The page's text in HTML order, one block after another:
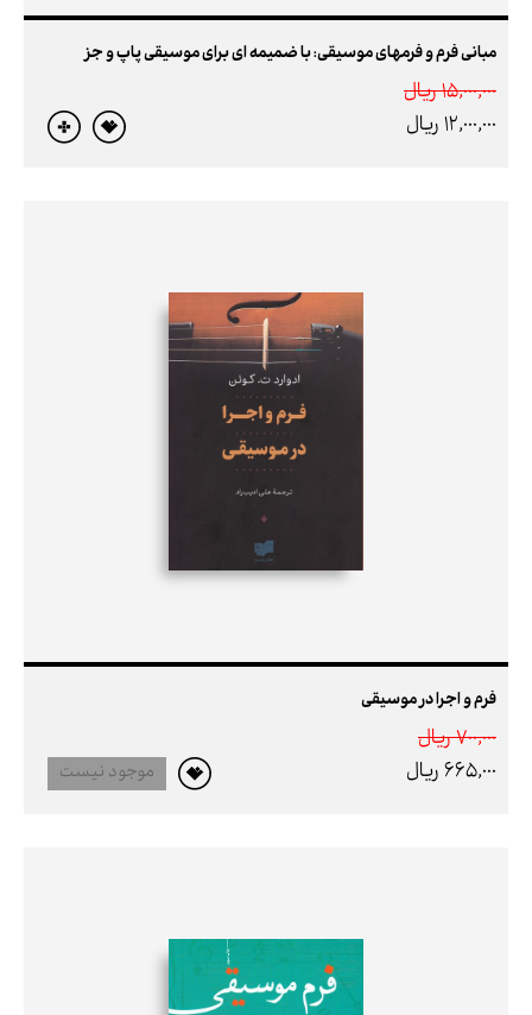
مبانی فرم و فرمهای موسیقی: با ضمیمه ای برای موسیقی پاپ و جز
15,000,000 ريال
12,000,000 ريال
فرم و اجرا در موسیقی
700,000 ريال
665,000 ريال
موجود نیست